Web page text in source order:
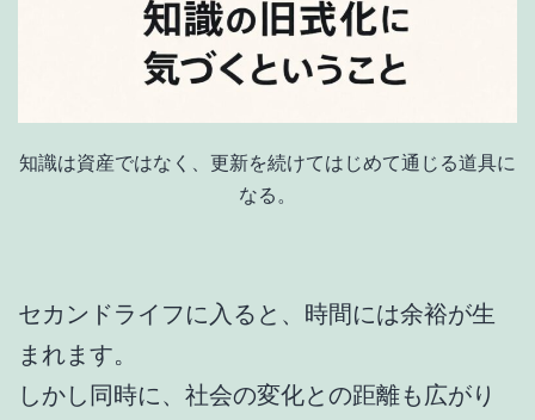
知識は資産ではなく、更新を続けてはじめて通じる道具に
なる。
セカンドライフに入ると、時間には余裕が生
まれます。
しかし同時に、社会の変化との距離も広がり